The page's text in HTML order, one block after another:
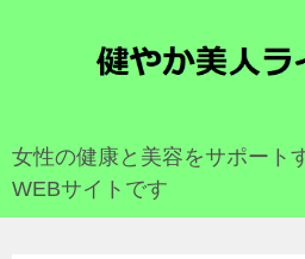
女性の健康と美容をサポート
WEBサイトです